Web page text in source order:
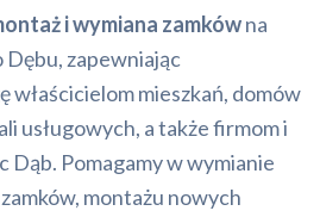
i wymiana zamkówna
zapewniając
właścicielom mieszkań, domów
usługowych, a także firmom i
Pomagamy w wymianie
montażu nowych